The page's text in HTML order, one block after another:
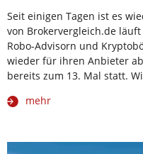
Seit einigen Tagen ist es
von Brokervergleich.de
Robo-Advisorn und
wieder für ihren Anbieter
bereits zum 13. Mal statt.
mehr